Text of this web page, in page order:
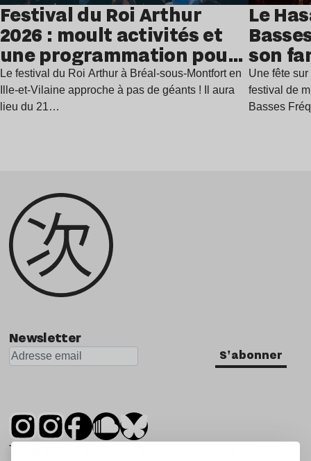
Festival du Roi Arthur
2026 : moult activités et
une programmation pour
festoyer
Le festival du Roi Arthur à Bréal-sous-Montfort en
Ille-et-Vilaine approche à pas de géants ! Il aura
lieu du 21…
Le
son
juillet
Une fête
festival de
Basses
Newsletter
S'abonner
Tsugi est un mensuel indépendant sur la